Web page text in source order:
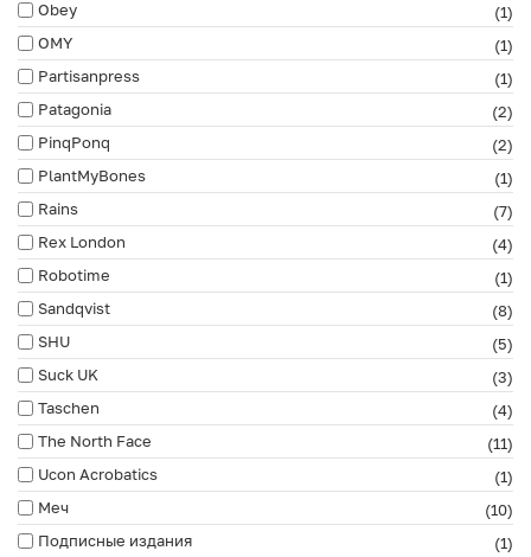
Obey
(1)
OMY
(1)
Partisanpress
(1)
Patagonia
(2)
PinqPonq
(2)
PlantMyBones
(1)
Rains
(7)
Rex London
(4)
Robotime
(1)
Sandqvist
(8)
SHU
(5)
Suck UK
(3)
Taschen
(4)
The North Face
(11)
Ucon Acrobatics
(1)
Меч
(10)
Подписные издания
(1)